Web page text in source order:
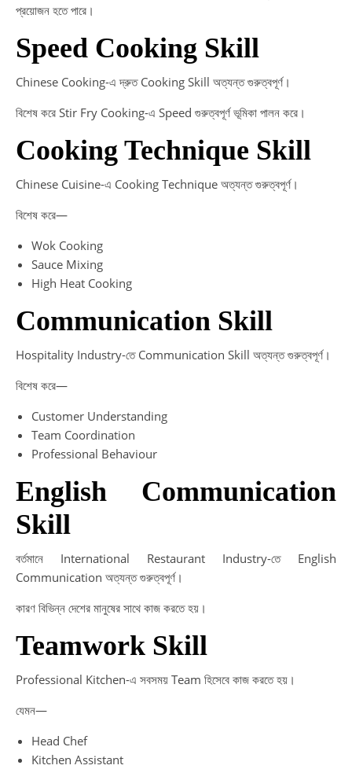
প্রয়োজন হতে পারে।
Speed Cooking Skill
Chinese Cooking-এ দ্রুত Cooking Skill অত্যন্ত গুরুত্বপূর্ণ।
বিশেষ করে Stir Fry Cooking-এ Speed গুরুত্বপূর্ণ ভূমিকা পালন করে।
Cooking Technique Skill
Chinese Cuisine-এ Cooking Technique অত্যন্ত গুরুত্বপূর্ণ।
বিশেষ করে—
Wok Cooking
Sauce Mixing
High Heat Cooking
Communication Skill
Hospitality Industry-তে Communication Skill অত্যন্ত গুরুত্বপূর্ণ।
বিশেষ করে—
Customer Understanding
Team Coordination
Professional Behaviour
English Communication
Skill
বর্তমানে International Restaurant Industry-তে English
Communication অত্যন্ত গুরুত্বপূর্ণ।
কারণ বিভিন্ন দেশের মানুষের সাথে কাজ করতে হয়।
Teamwork Skill
Professional Kitchen-এ সবসময় Team হিসেবে কাজ করতে হয়।
যেমন—
Head Chef
Kitchen Assistant